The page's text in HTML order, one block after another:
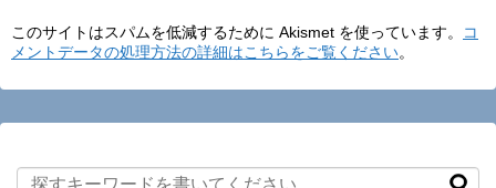
このサイトはスパムを低減するために Akismet を使っています。
コ
メントデータの処理方法の詳細はこちらをご覧ください。